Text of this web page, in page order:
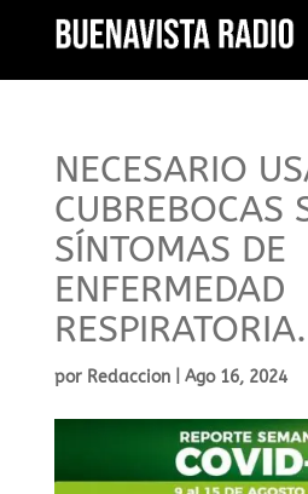
NECESARIO
CUBREBOCAS
SÍNTOMAS DE
ENFERMEDAD
RESPIRATORIA.
por Redaccion| Ago 16, 2024